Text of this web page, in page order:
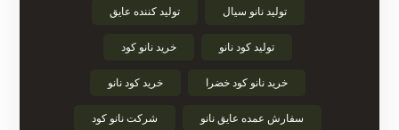
تولید نانو سیال تولید کننده عایق
تولید کود نانو خرید نانو کود
خرید نانو کود خضرا خرید کود نانو
سفارش عمده عایق نانو شرکت نانو کود